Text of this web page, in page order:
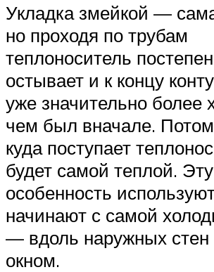
Укладка змейкой —
но проходя по трубам
теплоноситель
остывает и к концу
уже значительно более
чем был вначале.
куда поступает
будет самой теплой. Эту
особенность
начинают с самой
— вдоль наружных стен
окном.